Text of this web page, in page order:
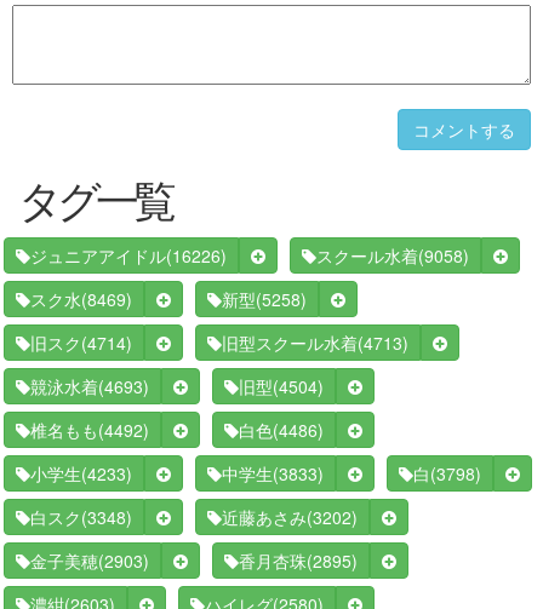
コメントする
タグ一覧
ジュニアアイドル(16226) スクール水着(9058)
スク水(8469) 新型(5258)
旧スク (4714) 旧型スクール水着(4713)
競泳水着(4693) 旧型(4504)
椎名もも (4492) 白色 (4486)
小学生(4233) 中学生(3833) 白 (3798)
白スク (3348) 近藤あさみ(3202)
金子美穂(2903) 香月杏珠(2895)
濃紺(2603) ハイレグ(2580)